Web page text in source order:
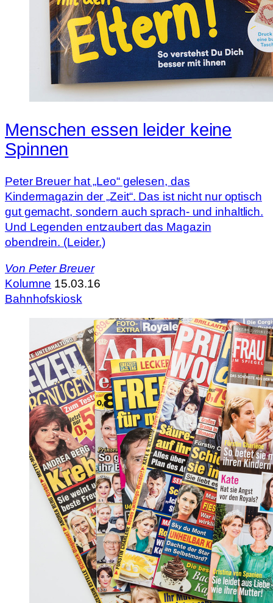
Menschen essen leider keine
Spinnen
Peter Breuer hat „Leo“ gelesen, das
Kindermagazin der „Zeit“. Das ist nicht nur optisch
gut gemacht, sondern auch sprach- und inhaltlich.
Und Legenden entzaubert das Magazin
obendrein. (Leider.)
Von Peter Breuer
Kolumne 15.03.16
Bahnhofskiosk